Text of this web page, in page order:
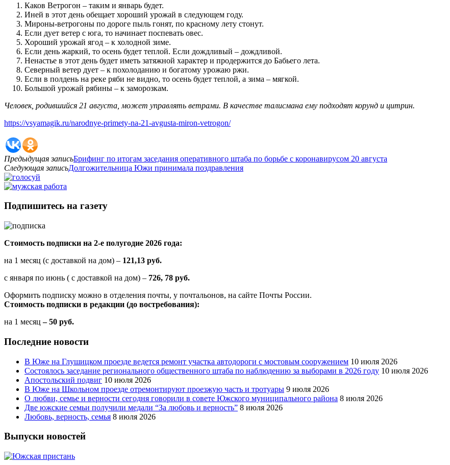
Каков Ветрогон – таким и январь будет.
Иней в этот день обещает хороший урожай в следующем году.
Мироны-ветрогоны по дороге пыль гонят, по красному лету стонут.
Если дует ветер с юга, то начинает поспевать овес.
Хороший урожай ягод – к холодной зиме.
Если день жаркий, то осень будет теплой. Если дождливый – дождливой.
Ненастье в этот день будет иметь затяжной характер и продержится до Бабьего лета.
Северный ветер дует – к похолоданию и богатому урожаю ржи.
Если в полдень на реке ряби не видно, то осень будет теплой, а зима – мягкой.
Большой урожай рябины – к заморозкам.
Человек, родившийся 21 августа, может управлять ветрами. В качестве талисмана ему подходят корунд и цитрин.
https://vsyamagik.ru/narodnye-primety-na-21-avgusta-miron-vetrogon/
Предыдущая записьБрифинг по итогам заседания оперативного штаба по борьбе с коронавирусом 20 августа
Следующая записьДолгожительница Южи принимала поздравления
Подпишитесь на газету
Стоимость подписки на 2-е полугодие 2026 года:
на 1 месяц (с доставкой на дом) – 121,13 руб.
с января по июнь ( с доставкой на дом) – 726, 78 руб.
Оформить подписку можно в отделения почты, у почтальонов, на сайте Почты России.
Стоимость подписки в редакции (до востребования):
на 1 месяц – 50 руб.
Последние новости
В Юже на Глушицком проезде ведется ремонт участка автодороги с мостовым сооружением 10 июля 2026
Состоялось заседание регионального общественного штаба по наблюдению за выборами в 2026 году 10 июля 2026
Апостольский подвиг 10 июля 2026
В Юже на Школьном проезде отремонтируют проезжую часть и тротуары 9 июля 2026
О любви, семье и верности сегодня говорили в совете Южского муниципального района 8 июля 2026
Две южские семьи получили медали “За любовь и верность” 8 июля 2026
Любовь, верность, семья 8 июля 2026
Выпуски новостей